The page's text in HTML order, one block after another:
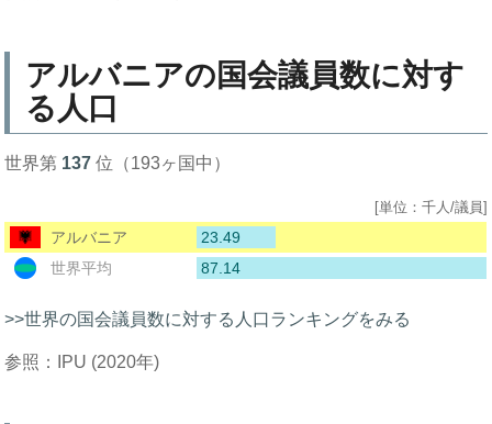
アルバニアの国会議員数に対す
る人口
世界第 137 位（193ヶ国中）
[単位：千人/議員]
アルバニア
23.49
世界平均
87.14
>>世界の国会議員数に対する人口ランキングをみる
参照：IPU (2020年)